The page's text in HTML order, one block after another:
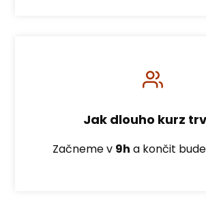
Jak dlouho kurz
Začneme v 9h a končit